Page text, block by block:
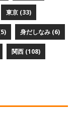
東京 (33)
身だしなみ (6)
関西 (108)